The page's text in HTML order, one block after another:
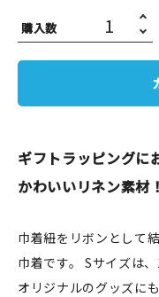
台湾グッズ
購入数
ギフトラッピングに
かわいいリネン素材！
巾着紐をリボンとして
巾着です。 Sサイズは
オリジナルのグッズに